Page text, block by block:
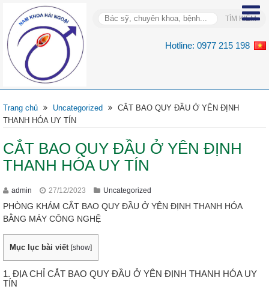
Hotline: 0977 215 198
Trang chủ Uncategorized
CẮT BAO QUY ĐẦU Ở YÊN ĐỊNH
THANH HÓA UY TÍN
CẮT BAO QUY ĐẦU Ở YÊN ĐỊNH
THANH HÓA UY TÍN
admin 27/12/2023 Uncategorized
PHÒNG KHÁM CẮT BAO QUY ĐẦU Ở YÊN ĐỊNH THANH HÓA
BẰNG MÁY CÔNG NGHỆ
Mục lục bài viết [show]
1. ĐỊA CHỈ CẮT BAO QUY ĐẦU Ở YÊN ĐỊNH THANH HÓA UY
TÍN